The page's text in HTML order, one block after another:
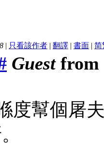
| 只看該作者 | 翻譯 | 書面 | 简
Guestfrom
度幫個屠